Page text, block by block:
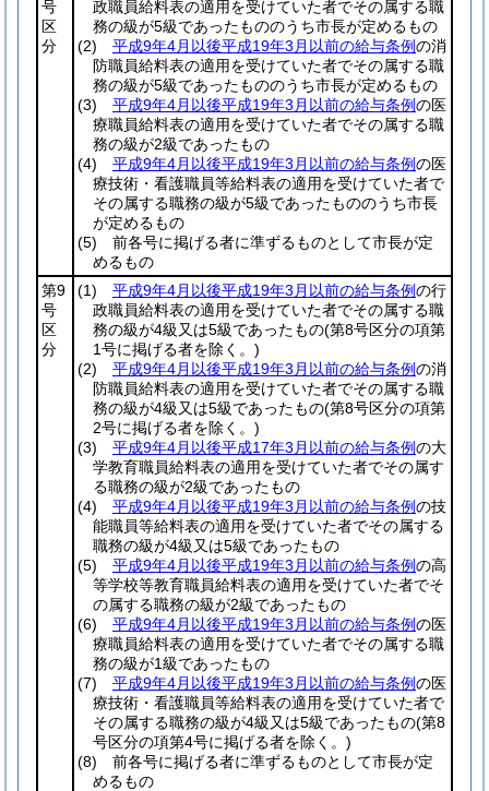
号
区
分
政職員給料表の適用を受けていた者でその属する職
務の級が5級であったもののうち市長が定めるもの
(2)
平成9年4月以後平成19年3月以前の給与条例の消
防職員給料表の適用を受けていた者でその属する職
務の級が5級であったもののうち市長が定めるもの
(3)
平成9年4月以後平成19年3月以前の給与条例の医
療職員給料表の適用を受けていた者でその属する職
務の級が2級であったもの
(4)
平成9年4月以後平成19年3月以前の給与条例の医
療技術・看護職員等給料表の適用を受けていた者で
その属する職務の級が5級であったもののうち市長
が定めるもの
(5) 前各号に掲げる者に準ずるものとして市長が定
めるもの
第9
号
区
分
(1) 平成9年4月以後平成19年3月以前の給与条例の行
政職員給料表の適用を受けていた者でその属する職
務の級が4級又は5級であったもの(第8号区分の項第
1号に掲げる者を除く。)
(2)
平成9年4月以後平成19年3月以前の給与条例の消
防職員給料表の適用を受けていた者でその属する職
務の級が4級又は5級であったもの(第8号区分の項第
2号に掲げる者を除く。)
(3)
平成9年4月以後平成17年3月以前の給与条例の大
学教育職員給料表の適用を受けていた者でその属す
る職務の級が2級であったもの
(4)
平成9年4月以後平成19年3月以前の給与条例の技
能職員等給料表の適用を受けていた者でその属する
職務の級が4級又は5級であったもの
(5)
平成9年4月以後平成19年3月以前の給与条例の高
等学校等教育職員給料表の適用を受けていた者でそ
の属する職務の級が2級であったもの
(6)
平成9年4月以後平成19年3月以前の給与条例の医
療職員給料表の適用を受けていた者でその属する職
務の級が1級であったもの
(7)
平成9年4月以後平成19年3月以前の給与条例の医
療技術・看護職員等給料表の適用を受けていた者で
その属する職務の級が4級又は5級であったもの(第8
号区分の項第4号に掲げる者を除く。)
(8) 前各号に掲げる者に準ずるものとして市長が定
めるもの